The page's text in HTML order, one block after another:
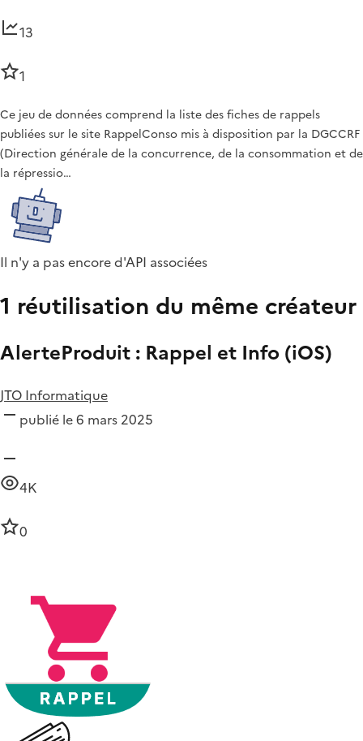
13
1
Ce jeu de données comprend la liste des fiches de rappels
publiées sur le site RappelConso mis à disposition par la DGCCRF
(Direction générale de la concurrence, de la consommation et de
la répressio…
Il n'y a pas encore d'API associées
1 réutilisation du même créateur
AlerteProduit : Rappel et Info (iOS)
JTO Informatique
publié le 6 mars 2025
4K
0